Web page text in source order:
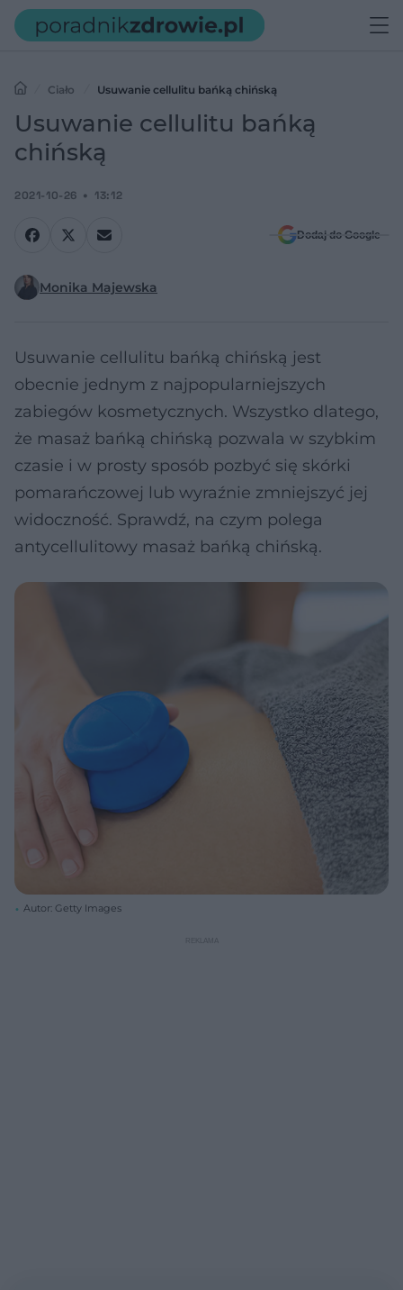
Ciało Usuwanie cellulitu bańką chińską
Usuwanie cellulitu bańką
chińską
2021-10-26 13:12
Dodaj do Google
Monika Majewska
Usuwanie cellulitu bańką chińską jest
obecnie jednym z najpopularniejszych
zabiegów kosmetycznych. Wszystko dlatego,
że masaż bańką chińską pozwala w szybkim
czasie i w prosty sposób pozbyć się skórki
pomarańczowej lub wyraźnie zmniejszyć jej
widoczność. Sprawdź, na czym polega
antycellulitowy masaż bańką chińską.
Autor: Getty Images